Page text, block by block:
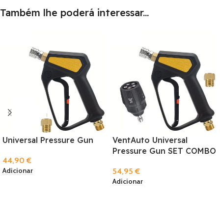
Também lhe poderá interessar...
Universal Pressure Gun
44,90€
Adicionar
VentAuto Universal
Pressure Gun SET COMBO
54,95€
Adicionar